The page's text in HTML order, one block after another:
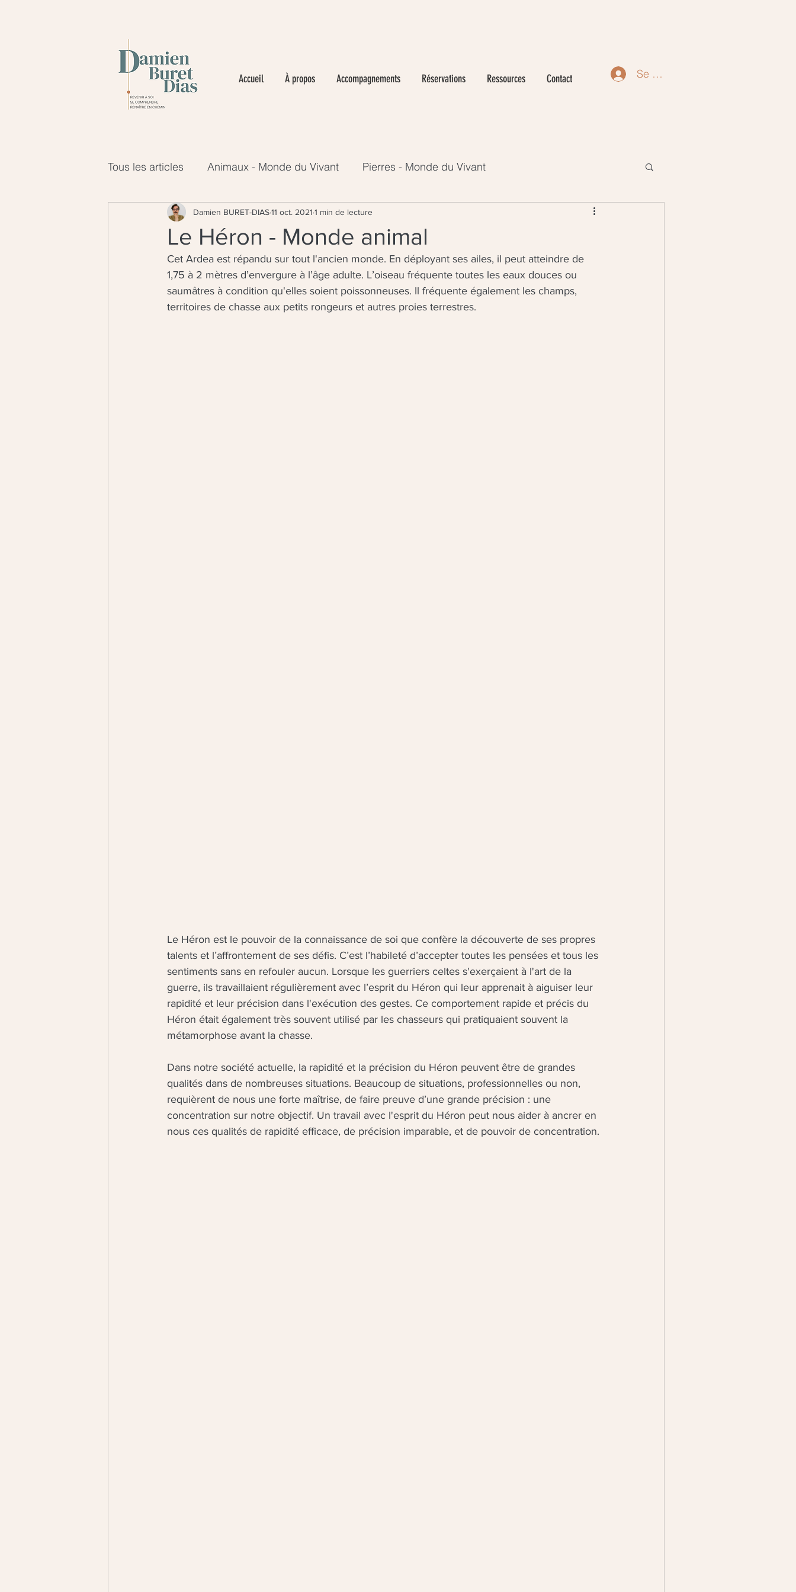
Accueil À propos Accompagnements Réservations Ressources Contact Se connecter
Tous les articles Animaux - Monde du Vivant Pierres - Monde du Vivant
Plantes - Monde du Vivant
Le Héron - Monde animal
Damien BURET-DIAS11 oct. 2021 1 min de lecture
Cet Ardea est répandu sur tout l'ancien monde. En déployant ses ailes, il peut atteindre de
1,75 à 2 mètres d’envergure à l’âge adulte. L’oiseau fréquente toutes les eaux douces ou
saumâtres à condition qu'elles soient poissonneuses. Il fréquente également les champs,
territoires de chasse aux petits rongeurs et autres proies terrestres.
Le Héron est le pouvoir de la connaissance de soi que confère la découverte de ses propres
talents et l’affrontement de ses défis. C’est l’habileté d’accepter toutes les pensées et tous les
sentiments sans en refouler aucun. Lorsque les guerriers celtes s'exerçaient à l'art de la
guerre, ils travaillaient régulièrement avec l’esprit du Héron qui leur apprenait à aiguiser leur
rapidité et leur précision dans l'exécution des gestes. Ce comportement rapide et précis du
Héron était également très souvent utilisé par les chasseurs qui pratiquaient souvent la
métamorphose avant la chasse.
Dans notre société actuelle, la rapidité et la précision du Héron peuvent être de grandes
qualités dans de nombreuses situations. Beaucoup de situations, professionnelles ou non,
requièrent de nous une forte maîtrise, de faire preuve d’une grande précision : une
concentration sur notre objectif. Un travail avec l'esprit du Héron peut nous aider à ancrer en
nous ces qualités de rapidité efficace, de précision imparable, et de pouvoir de concentration.